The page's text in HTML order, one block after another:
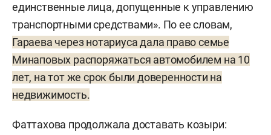
единственные лица, допущенные к управлению
транспортными средствами». По ее словам,
Гараева через нотариуса дала право семье
Минаповых распоряжаться автомобилем на 10
лет, на тот же срок были доверенности на
недвижимость.
Фаттахова продолжала доставать козыри: